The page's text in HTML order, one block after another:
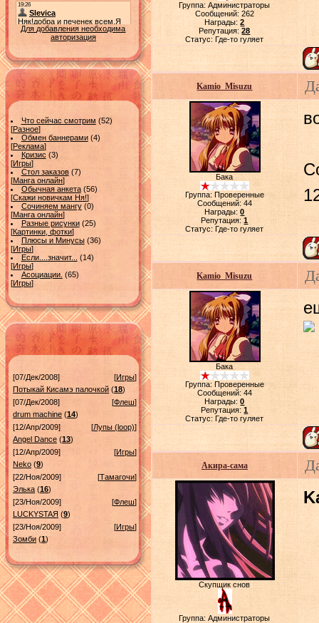
Для добавления необходима
авторизация
Что сейчас смотрим (52)
[Разное]
Обмен баннерами (4)
[Реклама]
Кризис (3)
[Игры]
Стол заказов (7)
[Манга онлайн]
Обычная анкета (56)
[Скажи новичкам Ня!]
Сочиняем мангу (0)
[Манга онлайн]
Разные рисунки (25)
[Картинки, фотки]
Плюсы и Минусы (36)
[Игры]
Если....значит...
(14)
[Игры]
Асоциации. (65)
[Игры]
[07/Дек/2008] [Игры]
Потыкай Кисамэ палочкой (18)
[07/Дек/2008]
[Флеш]
drum machine (14)
[12/Апр/2009]
[Лупы (loop)]
Angel Dance (13)
[12/Апр/2009]
[Игры]
Neko (9)
[22/Ноя/2009]
[Тамагочи]
Элька (16)
[23/Ноя/2009]
[Флеш]
LUСKYSTAЯ (9)
[23/Ноя/2009]
[Игры]
Зомби (1)
Группа: Администраторы
Сообщений: 262
Награды:2
Репутация:28
Статус:Где-то гуляет
Kamio_Misuzu
Бака
Группа: Проверенные
Сообщений: 44
Награды:0
Репутация:1
Статус:Где-то гуляет
Kamio_Misuzu
Бака
Группа: Проверенные
Сообщений: 44
Награды:0
Репутация:1
Статус:Где-то гуляет
Акира-сама
Скупщик снов
Группа: Администраторы